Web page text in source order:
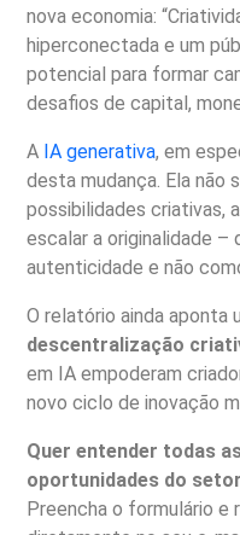
nova economia:
hiperconectada e um
potencial para formar
desafios de capital,
A IA generativa, em
desta mudança. Ela não
possibilidades criativas,
escalar a originalidade –
autenticidade e não
O relatório ainda aponta
descentralização
em IA empoderam
novo ciclo de inovação
Quer entender todas
oportunidades do
Preencha o formulário